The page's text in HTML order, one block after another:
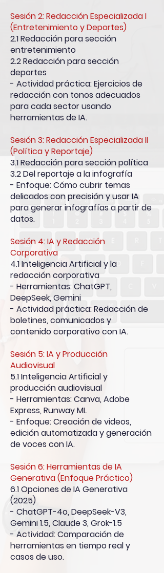
Sesión 2: Redacción Especializada I
(Entretenimiento y Deportes)
2.1 Redacción para sección
entretenimiento
2.2 Redacción para sección
deportes
- Actividad práctica: Ejercicios de
redacción con tonos adecuados
para cada sector usando
herramientas de IA.
Sesión 3: Redacción Especializada II
(Política y Reportaje)
3.1 Redacción para sección política
3.2 Del reportaje a la infografía
- Enfoque: Cómo cubrir temas
delicados con precisión y usar IA
para generar infografías a partir de
datos.
Sesión 4: IA y Redacción
Corporativa
4.1 Inteligencia Artificial y la
redacción corporativa
- Herramientas: ChatGPT,
DeepSeek, Gemini
- Actividad práctica: Redacción de
boletines, comunicados y
contenido corporativo con IA.
Sesión 5: IA y Producción
Audiovisual
5.1 Inteligencia Artificial y
producción audiovisual
- Herramientas: Canva, Adobe
Express, Runway ML
- Enfoque: Creación de videos,
edición automatizada y generación
de voces con IA.
Sesión 6: Herramientas de IA
Generativa (Enfoque Práctico)
6.1 Opciones de IA Generativa
(2025)
- ChatGPT-4o, DeepSeek-V3,
Gemini 1.5, Claude 3, Grok-1.5
- Actividad: Comparación de
herramientas en tiempo real y
casos de uso.